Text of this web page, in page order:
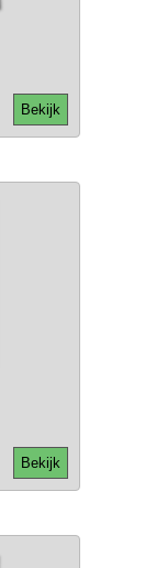
Bekijk
Bekijk